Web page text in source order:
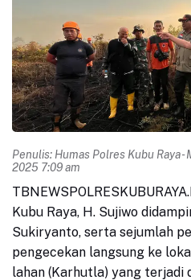
Penulis: Humas Polres Kubu Raya-
2025 7:09 am
Kubu Raya, H. Sujiwo
Sukiryanto, serta sejumlah
pengecekan langsung ke
lahan (Karhutla) yang terjadi